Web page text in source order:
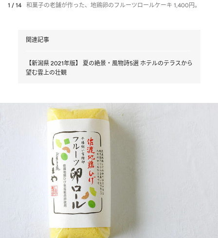
1 / 14 和菓子の老舗が作った、地鶏卵のフルーツロールケーキ 1,400円。
関連記事
【新潟県 2021年版】 夏の絶景・風物詩5選 ホテルのテラスから
望む雲上の壮観